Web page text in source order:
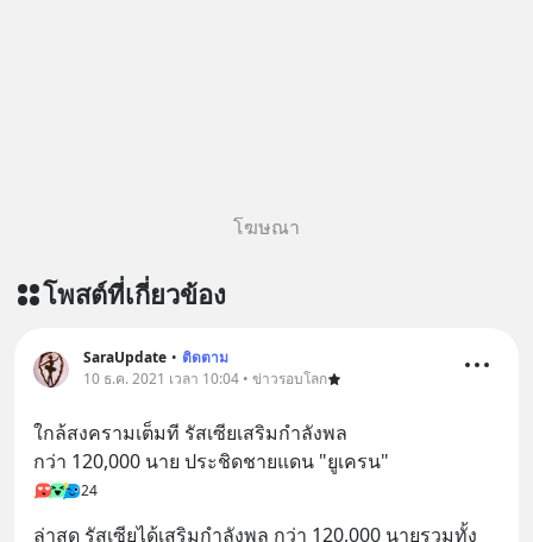
โฆษณา
โพสต์ที่เกี่ยวข้อง
SaraUpdate • ติดตาม
10 ธ.ค. 2021 เวลา 10:04 • ข่าวรอบโลก
ใกล้สงครามเต็มที รัสเซียเสริมกำลังพล
กว่า 120,000 นาย ประชิดชายแดน "ยูเครน"
24
ล่าสุด รัสเซียได้เสริมกำลังพล กว่า 120,000 นายรวมทั้ง